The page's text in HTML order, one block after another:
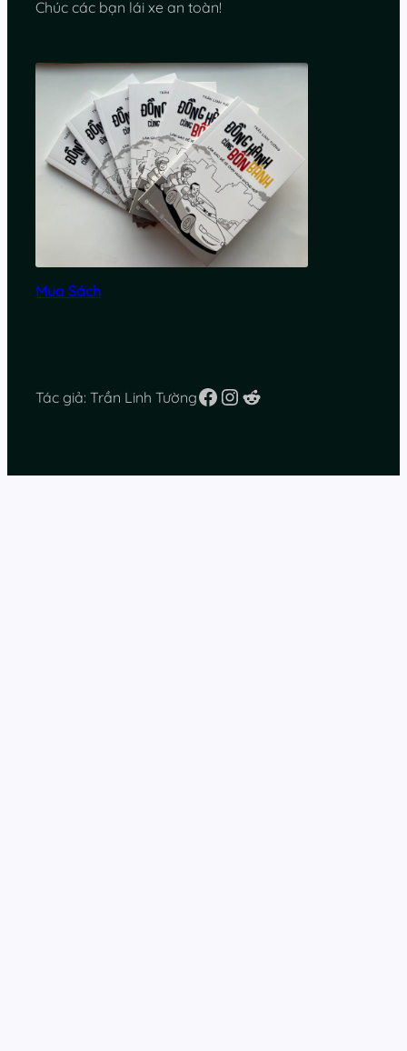
Chúc các bạn lái xe an toàn!
Mua Sách
Tác giả: Trần Linh TườngFacebook
Instagram
Reddit